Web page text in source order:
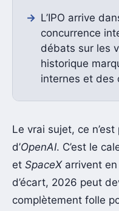
L’IPO arrive
concurrence
débats sur les
historique
internes et des
Le vrai sujet, ce n’est
d’OpenAI. C’est le
et SpaceXarrivent en
d’écart, 2026 peut
complètement folle